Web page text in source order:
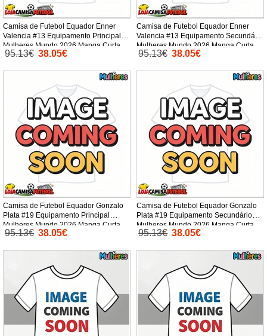
Camisa de Futebol Equador Enner
Valencia #13 Equipamento Principal
Mulheres Mundo 2026 Manga Curta
95.13€ 38.05€
Camisa de Futebol Equador Enner
Valencia #13 Equipamento Secundário
Mulheres Mundo 2026 Manga Curta
95.13€ 38.05€
Camisa de Futebol Equador Gonzalo
Plata #19 Equipamento Principal
Mulheres Mundo 2026 Manga Curta
95.13€ 38.05€
Camisa de Futebol Equador Gonzalo
Plata #19 Equipamento Secundário
Mulheres Mundo 2026 Manga Curta
95.13€ 38.05€